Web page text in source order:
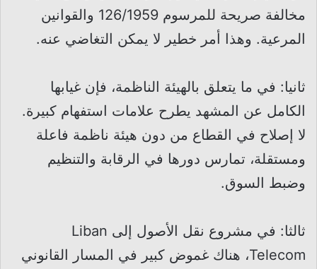
مخالفة صريحة للمرسوم 126/1959 والقوانين
المرعية. وهذا أمر خطير لا يمكن التغاضي عنه.
ثانيا: في ما يتعلق بالهيئة الناظمة، فإن غيابها
الكامل عن المشهد يطرح علامات استفهام كبيرة.
لا إصلاح في القطاع من دون هيئة ناظمة فاعلة
ومستقلة، تمارس دورها في الرقابة والتنظيم
وضبط السوق.
ثالثا: في مشروع نقل الأصول إلى Liban
Telecom، هناك غموض كبير في المسار القانوني